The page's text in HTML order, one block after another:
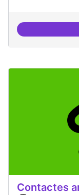
Contactes